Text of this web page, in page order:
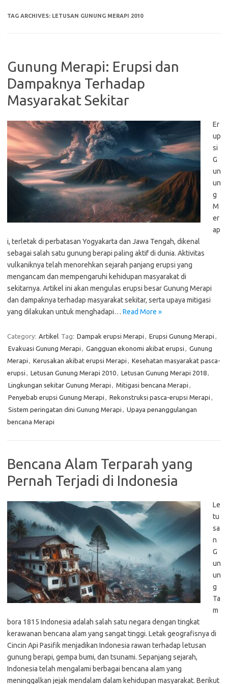
TAG ARCHIVES: LETUSAN GUNUNG MERAPI 2010
Gunung Merapi: Erupsi dan
Dampaknya Terhadap
Masyarakat Sekitar
Er
up
si
G
un
un
g
M
er
ap
i, terletak di perbatasan Yogyakarta dan Jawa Tengah, dikenal
sebagai salah satu gunung berapi paling aktif di dunia. Aktivitas
vulkaniknya telah menorehkan sejarah panjang erupsi yang
mengancam dan mempengaruhi kehidupan masyarakat di
sekitarnya. Artikel ini akan mengulas erupsi besar Gunung Merapi
dan dampaknya terhadap masyarakat sekitar, serta upaya mitigasi
yang dilakukan untuk menghadapi… Read More »
Category: Artikel Tag: Dampak erupsi Merapi , Erupsi Gunung Merapi ,
Evakuasi Gunung Merapi , Gangguan ekonomi akibat erupsi , Gunung
Merapi , Kerusakan akibat erupsi Merapi , Kesehatan masyarakat pasca-
erupsi , Letusan Gunung Merapi 2010, Letusan Gunung Merapi 2018,
Lingkungan sekitar Gunung Merapi , Mitigasi bencana Merapi ,
Penyebab erupsi Gunung Merapi , Rekonstruksi pasca-erupsi Merapi ,
Sistem peringatan dini Gunung Merapi , Upaya penanggulangan
bencana Merapi
Bencana Alam Terparah yang
Pernah Terjadi di Indonesia
Le
tu
sa
n
G
un
un
g
Ta
m
bora 1815 Indonesia adalah salah satu negara dengan tingkat
kerawanan bencana alam yang sangat tinggi. Letak geografisnya di
Cincin Api Pasifik menjadikan Indonesia rawan terhadap letusan
gunung berapi, gempa bumi, dan tsunami. Sepanjang sejarah,
Indonesia telah mengalami berbagai bencana alam yang
meninggalkan jejak mendalam dalam kehidupan masyarakat. Berikut